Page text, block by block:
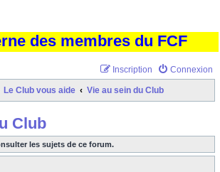
des membres du FCF
Connexion
Inscription
Le Club vous aide Vie au sein du Club
Club
les sujets de ce forum.